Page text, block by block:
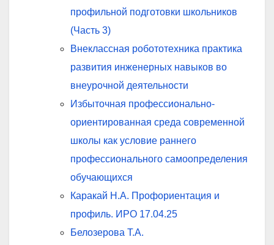
профильной подготовки школьников
(Часть 3)
Внеклассная робототехника практика
развития инженерных навыков во
внеурочной деятельности
Избыточная профессионально-
ориентированная среда современной
школы как условие раннего
профессионального самоопределения
обучающихся
Каракай Н.А. Профориентация и
профиль. ИРО 17.04.25
Белозерова Т.А.